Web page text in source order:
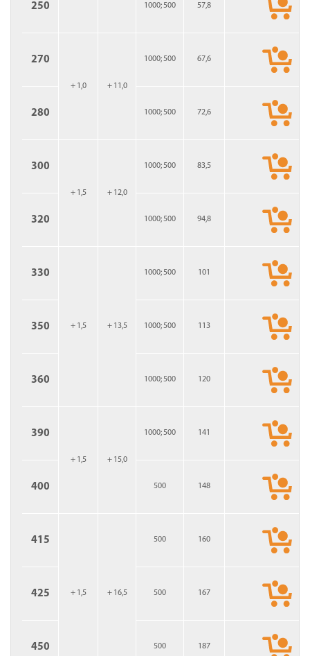
250 1000; 500 57,8
270
+ 1,0 + 11,0
1000; 500 67,6
280 1000; 500 72,6
300
+ 1,5 + 12,0
1000; 500 83,5
320 1000; 500 94,8
330
+ 1,5 + 13,5
1000; 500 101
350 1000; 500 113
360 1000; 500 120
390
+ 1,5 + 15,0
1000; 500 141
400 500 148
415
+ 1,5 + 16,5
500 160
425 500 167
450 500 187